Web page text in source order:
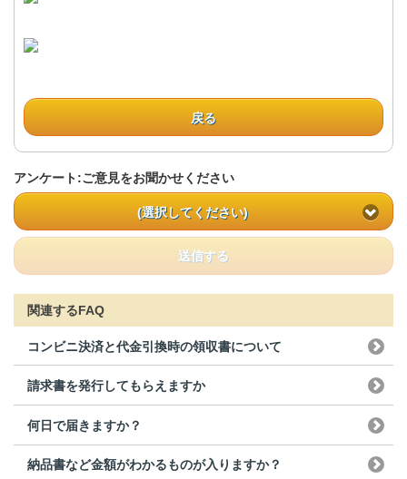
戻る
アンケート:ご意見をお聞かせください
(選択してください)
送信する
関連するFAQ
コンビニ決済と代金引換時の領収書について
請求書を発行してもらえますか
何日で届きますか？
納品書など金額がわかるものが入りますか？